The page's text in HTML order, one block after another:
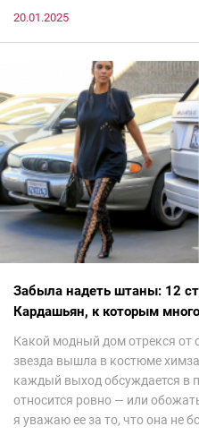
20.01.2025
Забыла надеть штаны: 12
Кардашьян, к которым
Какой модный дом отрекся от
звезда вышла в костюме
каждый выход обсуждается в
относится ровно — или
я уважаю ее за то, что она не